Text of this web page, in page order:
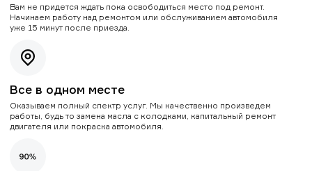
Вам не придется ждать пока освободиться место под ремонт.
Начинаем работу над ремонтом или обслуживанием автомобиля
уже 15 минут после приезда.
Все в одном месте
Оказываем полный спектр услуг. Мы качественно произведем
работы, будь то замена масла с колодками, капитальный ремонт
двигателя или покраска автомобиля.